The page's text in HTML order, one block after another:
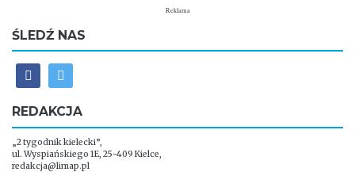
Reklama
ŚLEDŹ NAS
REDAKCJA
„2 tygodnik kielecki”,
ul. Wyspiańskiego 1E, 25-409 Kielce,
redakcja@limap.pl